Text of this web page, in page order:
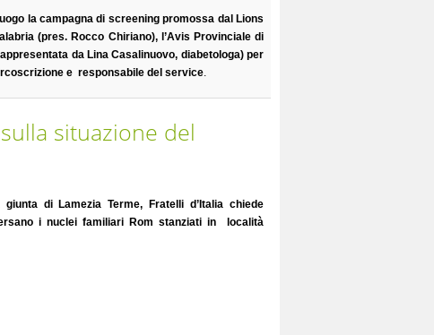
la campagna di screening promossa dal Lions
(pres. Rocco Chiriano), l’Avis Provinciale di
da Lina Casalinuovo, diabetologa) per
e responsabile del service.
situazione del
di Lamezia Terme, Fratelli d’Italia chiede
i nuclei familiari Rom stanziati in località